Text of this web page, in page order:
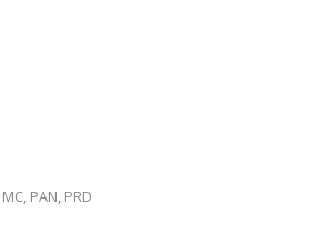
MC, PAN, PRD